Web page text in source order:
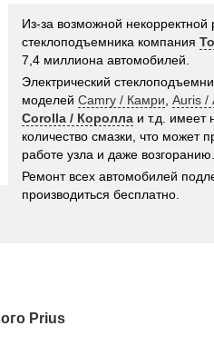
Из-за возможной некорректной
стеклоподъемника компания
7,4 миллиона автомобилей.
Электрический
моделей Camry / Камри Auris /
Corolla / Королла и т.д. имеет
количество смазки, что может
работе узла и даже возгоранию.
Ремонт всех автомобилей
производиться бесплатно.
Prius